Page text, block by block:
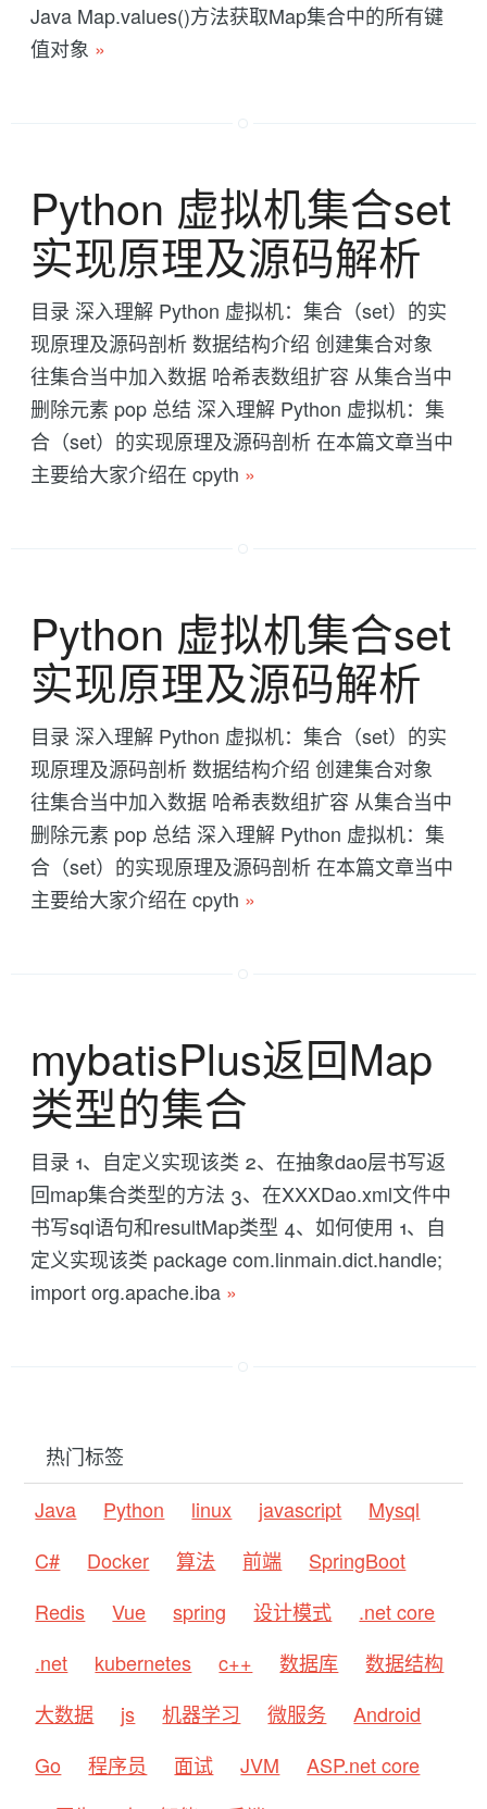
Java Map.values()方法获取Map集合中的所有键
值对象 »
Python 虚拟机集合set
实现原理及源码解析
目录 深入理解 Python 虚拟机：集合（set）的实
现原理及源码剖析 数据结构介绍 创建集合对象
往集合当中加入数据 哈希表数组扩容 从集合当中
删除元素 pop 总结 深入理解 Python 虚拟机：集
合（set）的实现原理及源码剖析 在本篇文章当中
主要给大家介绍在 cpyth »
Python 虚拟机集合set
实现原理及源码解析
目录 深入理解 Python 虚拟机：集合（set）的实
现原理及源码剖析 数据结构介绍 创建集合对象
往集合当中加入数据 哈希表数组扩容 从集合当中
删除元素 pop 总结 深入理解 Python 虚拟机：集
合（set）的实现原理及源码剖析 在本篇文章当中
主要给大家介绍在 cpyth »
mybatisPlus返回Map
类型的集合
目录 1、自定义实现该类 2、在抽象dao层书写返
回map集合类型的方法 3、在XXXDao.xml文件中
书写sql语句和resultMap类型 4、如何使用 1、自
定义实现该类 package com.linmain.dict.handle;
import org.apache.iba »
热门标签
Java
Python linux javascript
Mysql
C#
Docker 算法 前端
SpringBoot
Redis
Vue spring 设计模式
.net core
.net
kubernetes c++ 数据库
数据结构
大数据
js 机器学习 微服务
Android
Go
程序员 面试 JVM
ASP.net core